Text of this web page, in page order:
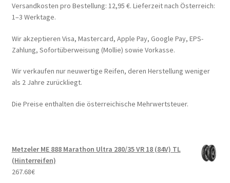
Versandkosten pro Bestellung: 12,95 €. Lieferzeit nach Österreich:
1–3 Werktage.
Wir akzeptieren Visa, Mastercard, Apple Pay, Google Pay, EPS-
Zahlung, Sofortüberweisung (Mollie) sowie Vorkasse.
Wir verkaufen nur neuwertige Reifen, deren Herstellung weniger
als 2 Jahre zurückliegt.
Die Preise enthalten die österreichische Mehrwertsteuer.
Metzeler ME 888 Marathon Ultra 280/35 VR 18 (84V) TL
(Hinterreifen)
267.68€